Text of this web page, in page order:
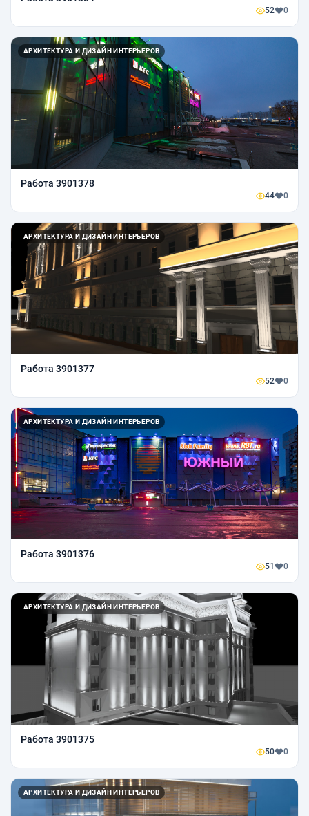
52 0
АРХИТЕКТУРА И ДИЗАЙН ИНТЕРЬЕРОВ
Работа 3901378
44 0
АРХИТЕКТУРА И ДИЗАЙН ИНТЕРЬЕРОВ
Работа 3901377
52 0
АРХИТЕКТУРА И ДИЗАЙН ИНТЕРЬЕРОВ
Работа 3901376
51 0
АРХИТЕКТУРА И ДИЗАЙН ИНТЕРЬЕРОВ
Работа 3901375
50 0
АРХИТЕКТУРА И ДИЗАЙН ИНТЕРЬЕРОВ